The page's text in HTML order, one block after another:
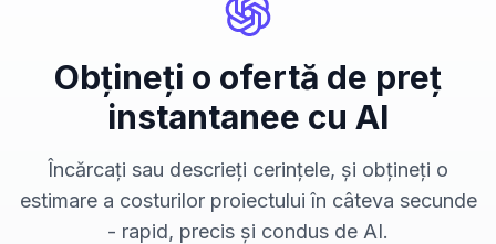
Obțineți o ofertă de preț
instantanee cu AI
Încărcați sau descrieți cerințele, și obțineți o
estimare a costurilor proiectului în câteva secunde
- rapid, precis și condus de AI.